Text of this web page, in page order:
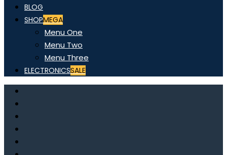
BLOG
SHOPMEGA
Menu One
Menu Two
Menu Three
ELECTRONICSSALE